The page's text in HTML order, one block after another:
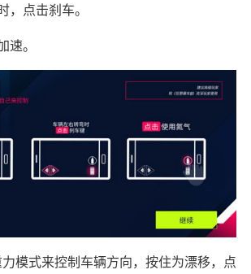
，点击刹车。
。
模式来控制车辆方向，按住为漂移，点